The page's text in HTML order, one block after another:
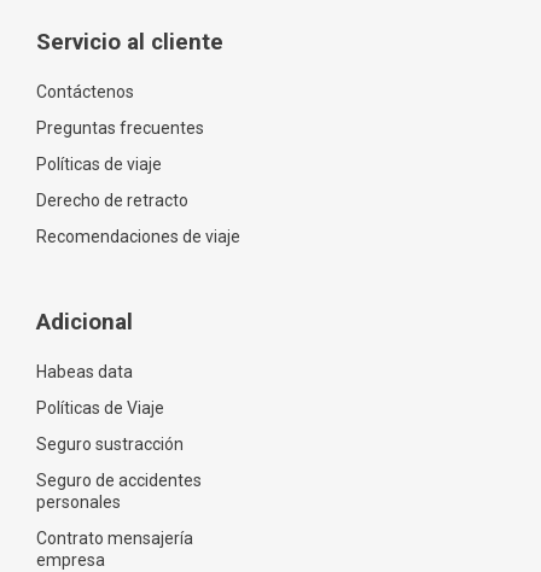
Servicio al cliente
Contáctenos
Preguntas frecuentes
Políticas de viaje
Derecho de retracto
Recomendaciones de viaje
Adicional
Habeas data
Políticas de Viaje
Seguro sustracción
Seguro de accidentes
personales
Contrato mensajería
empresa